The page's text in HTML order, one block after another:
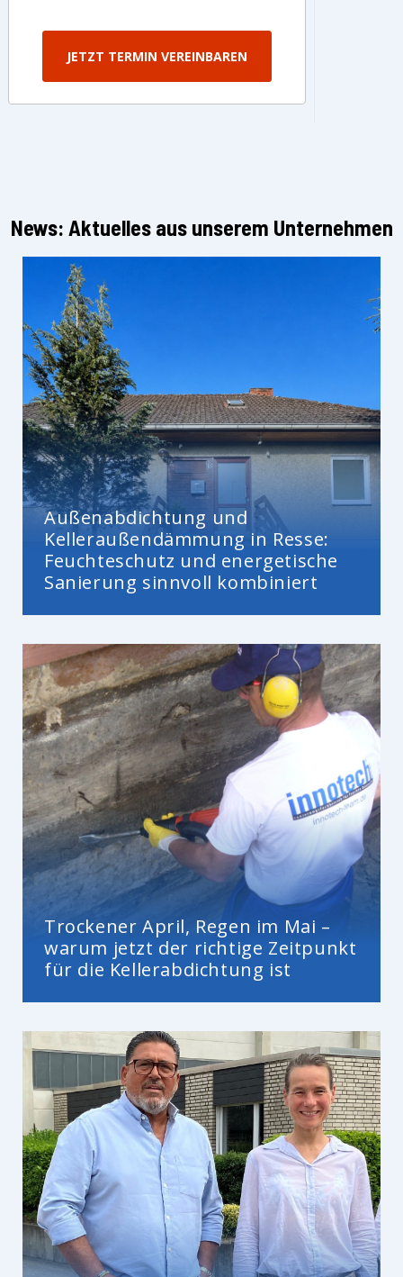
JETZT TERMIN VEREINBAREN
News: Aktuelles aus unserem Unternehmen
Außenabdichtung und
Kelleraußendämmung in Resse:
Feuchteschutz und energetische
Sanierung sinnvoll kombiniert
Trockener April, Regen im Mai –
warum jetzt der richtige Zeitpunkt
für die Kellerabdichtung ist